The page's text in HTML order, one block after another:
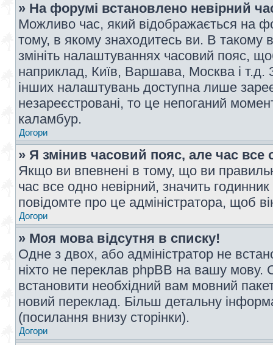
» На форумі встановлено невірний
Можливо час, який відображається на
тому, в якому знаходитесь ви. В такому
змініть налаштуваннях часовий пояс,
наприклад, Київ, Варшава, Москва і т.д.
інших налаштувань доступна лише
незареєстровані, то це непоганий
каламбур.
Догори
» Я змінив часовий пояс, але час все
Якщо ви впевнені в тому, що ви
час все одно невірний, значить
повідомте про це адміністратора, щоб
Догори
» Моя мова відсутня в списку!
Одне з двох, або адміністратор не
ніхто не переклав phpBB на вашу мову.
встановити необхідний вам мовний
новий переклад. Більш детальну
(посилання внизу сторінки).
Догори